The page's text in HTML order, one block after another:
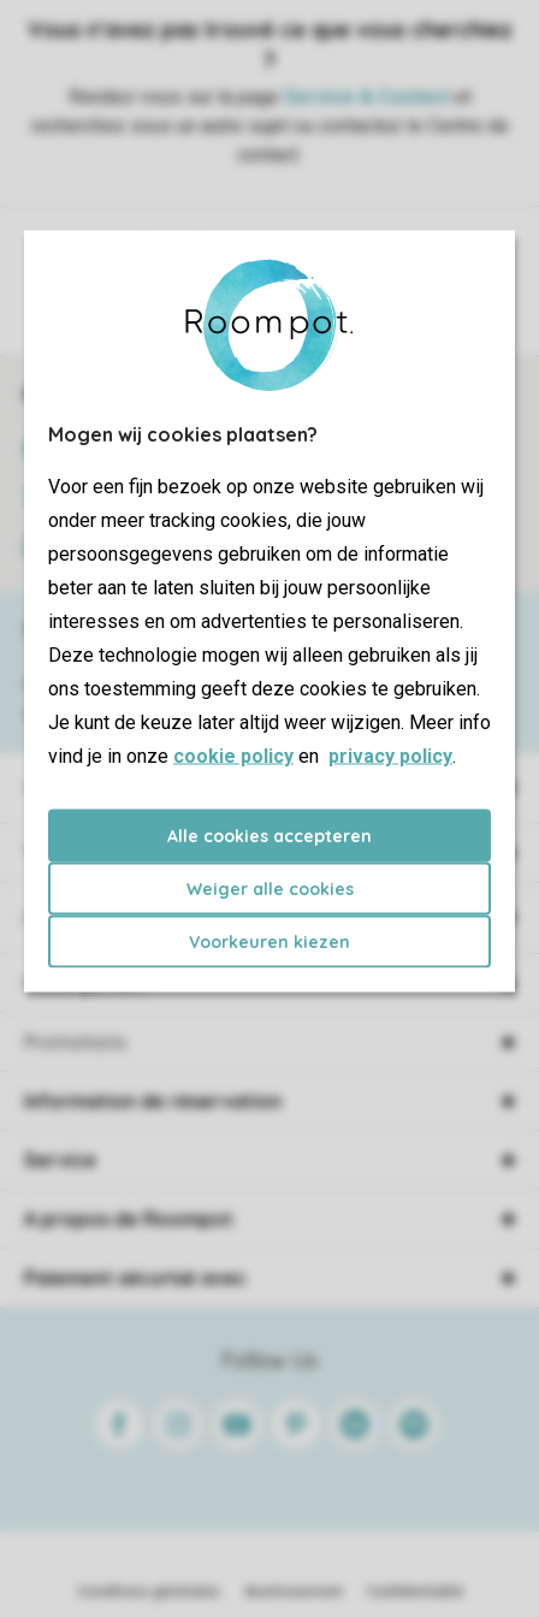
Mogen wij cookies plaatsen?
Voor een fijn bezoek op onze website gebruiken wij
onder meer tracking cookies, die jouw
persoonsgegevens gebruiken om de informatie
beter aan te laten sluiten bij jouw persoonlijke
interesses en om advertenties te personaliseren.
Deze technologie mogen wij alleen gebruiken als jij
ons toestemming geeft deze cookies te gebruiken.
Je kunt de keuze later altijd weer wijzigen. Meer info
vind je in onze cookie policy en privacy policy.
Alle cookies accepteren
Weiger alle cookies
Voorkeuren kiezen
Plus d’infos et préférences
Réservations en ligne rapides et sécurisées
Certificat SSL
Transmission sécurisée des données
Paiement sécurisé
Type de vacances
Campings
Promotions
Besoin d’aide ?
Consultez la foire auxquestionsou
contactez notre
Contact Center
Follow Us
FacebookInstagramYoutube PinterestLinkedinSpotify
Information de réservation
Service
A propos de Roompot
Paiement sécurisé avec